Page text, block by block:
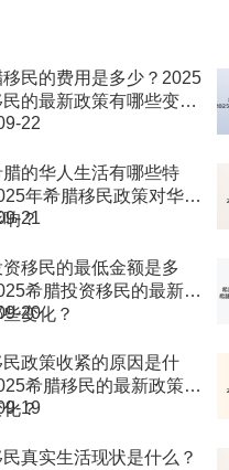
民的费用是多少？2025
的最新政策有哪些变
22
的华人生活有哪些特
年希腊移民政策对华人
？
21
移民的最低金额是多
希腊投资移民的最新政
变化？
20
政策收紧的原因是什
希腊移民的最新政策有
？
19
真实生活现状是什么？